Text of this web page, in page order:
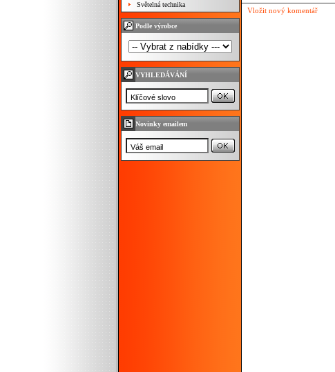
Světelná technika
Podle výrobce
VYHLEDÁVÁNÍ
Novinky emailem
Vložit nový komentář